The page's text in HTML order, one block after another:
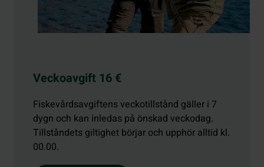
Veckoavgift 16 €
Fiskevårdsavgiftens veckotillstånd gäller i 7
dygn och kan inledas på önskad veckodag.
Tillståndets giltighet börjar och upphör alltid kl.
00.00.